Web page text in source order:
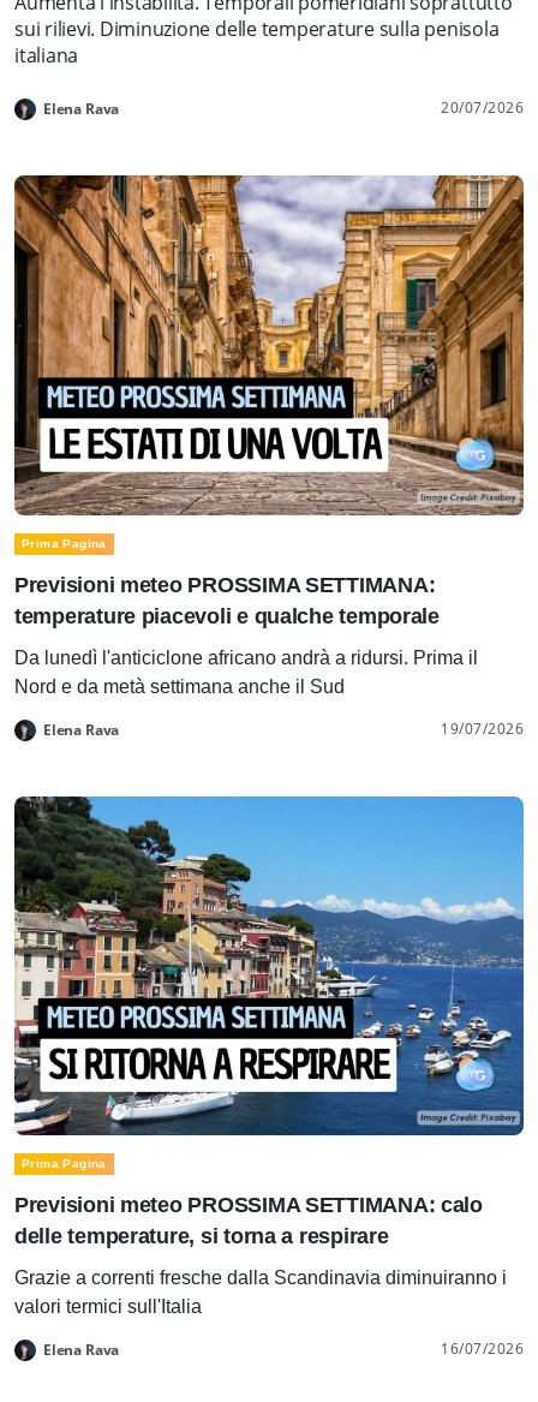
sui rilievi. Diminuzione delle temperature sulla penisola
italiana
Elena Rava 20/07/2026
Prima Pagina
Previsioni meteo PROSSIMA SETTIMANA:
temperature piacevoli e qualche temporale
Da lunedì l'anticiclone africano andrà a ridursi. Prima il
Nord e da metà settimana anche il Sud
Elena Rava 19/07/2026
Prima Pagina
Previsioni meteo PROSSIMA SETTIMANA: calo
delle temperature, si torna a respirare
Grazie a correnti fresche dalla Scandinavia diminuiranno i
valori termici sull'Italia
Elena Rava 16/07/2026